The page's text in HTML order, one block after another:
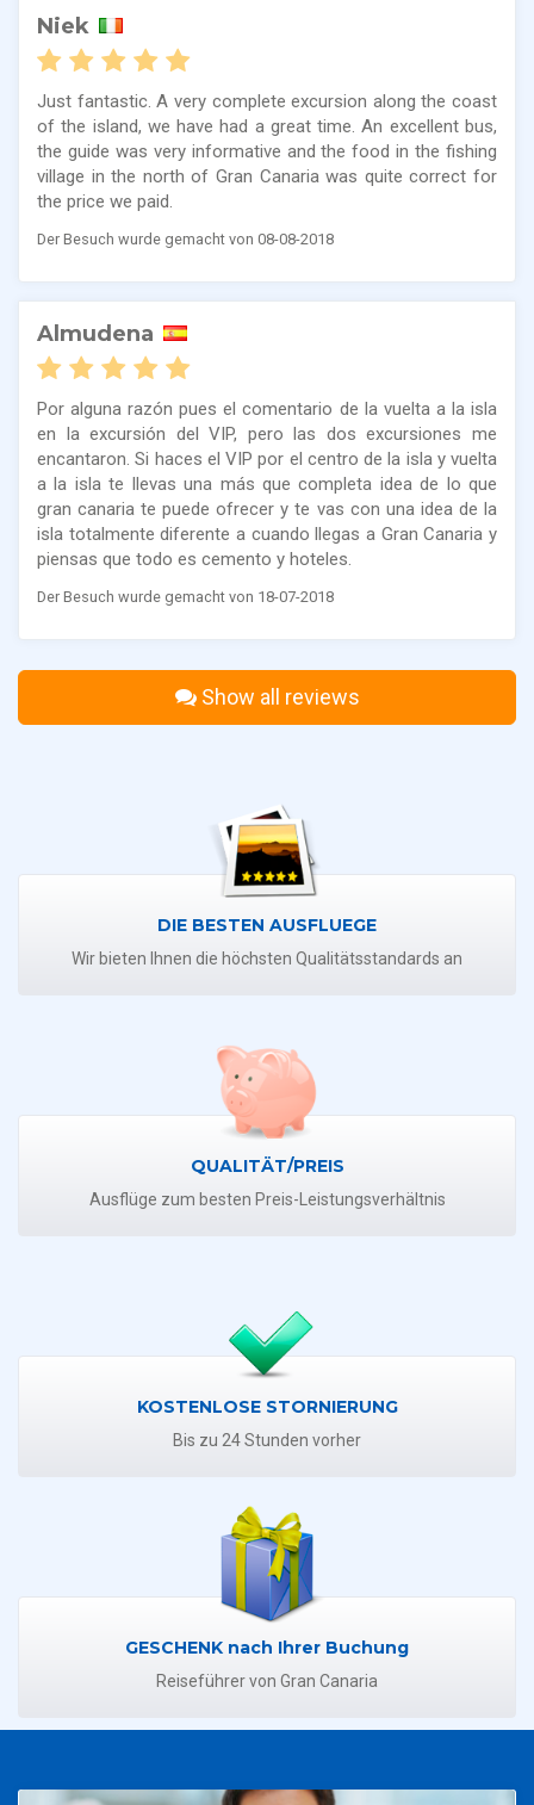
Niek
Just fantastic. A very complete excursion along the coast
of the island, we have had a great time. An excellent bus,
the guide was very informative and the food in the fishing
village in the north of Gran Canaria was quite correct for
the price we paid.
Der Besuch wurde gemacht von 08-08-2018
Almudena
Por alguna razón pues el comentario de la vuelta a la isla
en la excursión del VIP, pero las dos excursiones me
encantaron. Si haces el VIP por el centro de la isla y vuelta
a la isla te llevas una más que completa idea de lo que
gran canaria te puede ofrecer y te vas con una idea de la
isla totalmente diferente a cuando llegas a Gran Canaria y
piensas que todo es cemento y hoteles.
Der Besuch wurde gemacht von 18-07-2018
Show all reviews
DIE BESTEN AUSFLUEGE
Wir bieten Ihnen die höchsten Qualitätsstandards an
QUALITÄT/PREIS
Ausflüge zum besten Preis-Leistungsverhältnis
KOSTENLOSE STORNIERUNG
Bis zu 24 Stunden vorher
GESCHENK nach Ihrer Buchung
Reiseführer von Gran Canaria